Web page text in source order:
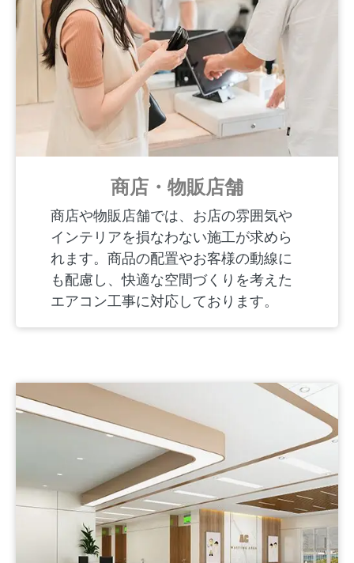
商店・物販店舗
商店や物販店舗では、お店の雰囲気や
インテリアを損なわない施工が求めら
れます。商品の配置やお客様の動線に
も配慮し、快適な空間づくりを考えた
エアコン工事に対応しております。